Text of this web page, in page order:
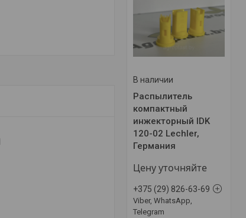
В наличии
Распылитель
компактный
инжекторный IDK
120-02 Lechler,
Германия
Цену уточняйте
+375 (29) 826-63-69
Viber, WhatsApp,
Telegram